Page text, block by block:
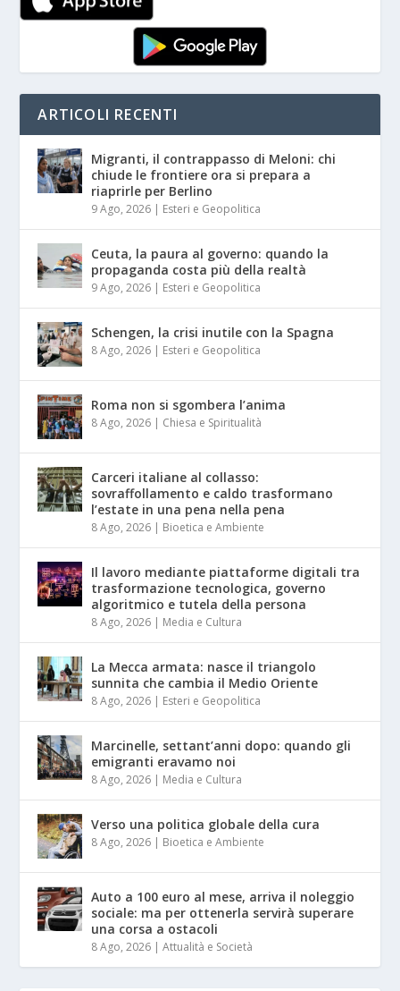
ARTICOLI RECENTI
Migranti, il contrappasso di Meloni: chi
chiude le frontiere ora si prepara a
riaprirle per Berlino
9 Ago, 2026 | Esteri e Geopolitica
Ceuta, la paura al governo: quando la
propaganda costa più della realtà
9 Ago, 2026 | Esteri e Geopolitica
Schengen, la crisi inutile con la Spagna
8 Ago, 2026 | Esteri e Geopolitica
Roma non si sgombera l’anima
8 Ago, 2026 | Chiesa e Spiritualità
Carceri italiane al collasso:
sovraffollamento e caldo trasformano
l’estate in una pena nella pena
8 Ago, 2026 | Bioetica e Ambiente
Il lavoro mediante piattaforme digitali tra
trasformazione tecnologica, governo
algoritmico e tutela della persona
8 Ago, 2026 | Media e Cultura
La Mecca armata: nasce il triangolo
sunnita che cambia il Medio Oriente
8 Ago, 2026 | Esteri e Geopolitica
Marcinelle, settant’anni dopo: quando gli
emigranti eravamo noi
8 Ago, 2026 | Media e Cultura
Verso una politica globale della cura
8 Ago, 2026 | Bioetica e Ambiente
Auto a 100 euro al mese, arriva il noleggio
sociale: ma per ottenerla servirà superare
una corsa a ostacoli
8 Ago, 2026 |Attualità e Società